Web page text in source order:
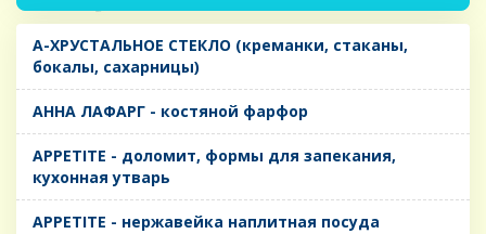
A-ХРУСТАЛЬНОЕ СТЕКЛО (креманки, стаканы,
бокалы, сахарницы)
AHHA ЛАФАРГ - костяной фарфор
APPETITE - доломит, формы для запекания,
кухонная утварь
APPETITE - нержавейка наплитная посуда